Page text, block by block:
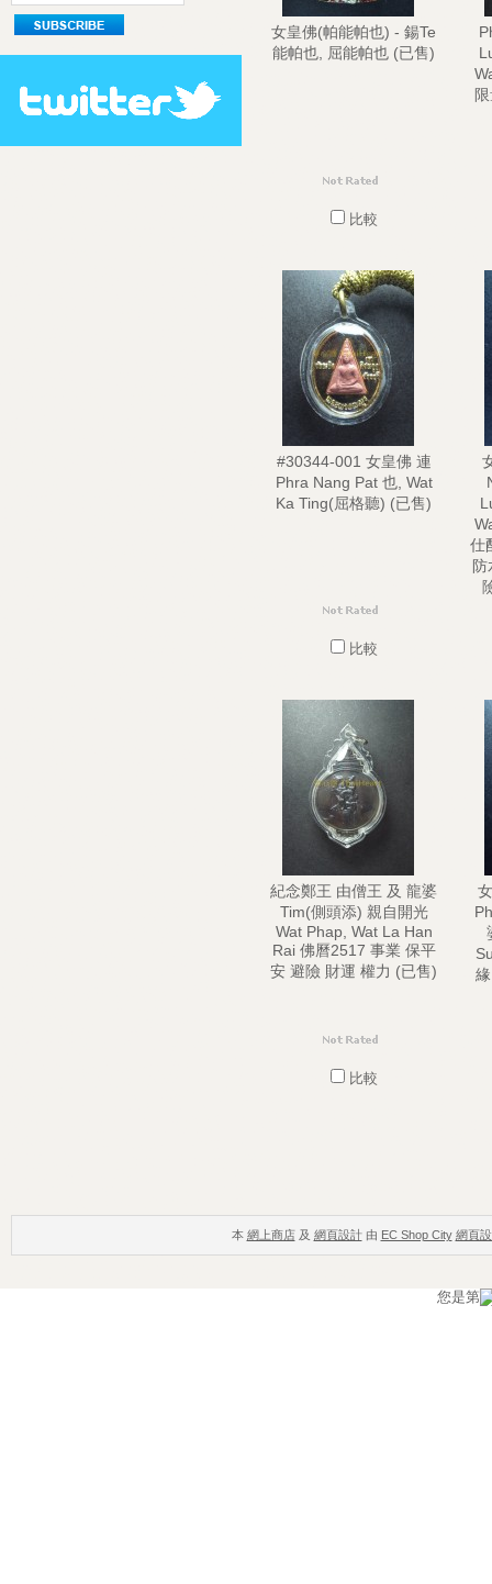
女皇佛(帕能帕也) - 鍚Te
能帕也, 屈能帕也 (已售)
比較
#30344-001 女皇佛 連
Phra Nang Pat 也, Wat
Ka Ting(屈格聽) (已售)
比較
仕
紀念鄭王 由僧王 及 龍婆
Tim(側頭添) 親自開光
Wat Phap, Wat La Han
Rai 佛曆2517 事業 保平
安 避險 財運 權力 (已售)
比較
本 網上商店 及 網頁設計由 EC Shop City 網頁
您是第